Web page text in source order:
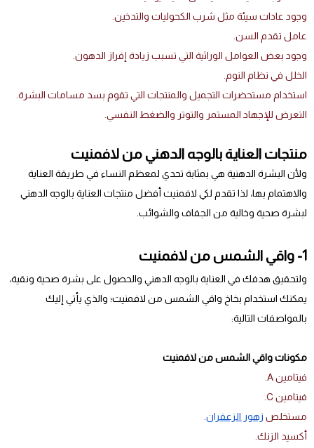
وجود عادات سيئة مثل شرب الكحوليات والتدخين.
عامل تقدم السن.
وجود بعض العوامل الوراثية التي تسبب زيادة إفراز الدهون.
الخلل في نظام النوم.
استخدام مستحضرات التجميل والمنتجات التي تقوم بسد مسامات البشرة.
التعرض للإجهاد المستمر والتوتر والضغط النفسي.
منتجات العناية بالوجه الدهني من لافمنيت
ولأن البشرة الدهنية هي بمثابة تحدي لمعظم النساء في طريقة العناية
والاهتمام بها، لذا تقدم لكي لافمنيت أفضل منتجات العناية بالوجه الدهني
لبشرة صحية وخالية من الجفاف والشوائب.
1- واقي الشمس من لافمنيت
ولتحقيق هدفك في العناية بالوجه الدهني والحصول على بشرة صحية ونقية،
يمكنك استخدام بخاخ واقي الشمس من لافمنيت؛ والذي يأتي إليك
بالمواصفات التالية:
مكونات واقي الشمس من لافمنيت
فيتامين A.
فيتامين C.
مستخلص زهور الزعفران.
أكسيد الزنك.